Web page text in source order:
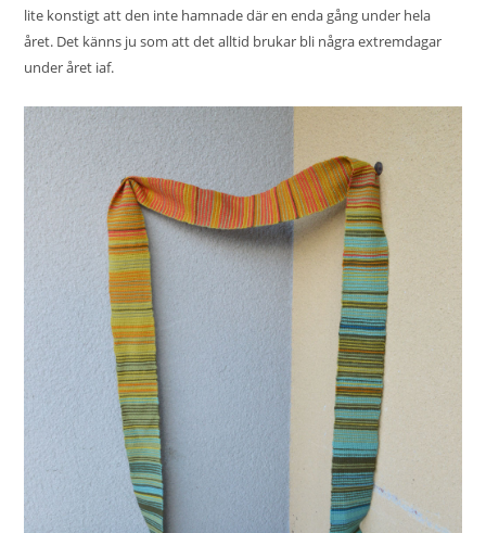
lite konstigt att den inte hamnade där en enda gång under hela
året. Det känns ju som att det alltid brukar bli några extremdagar
under året iaf.